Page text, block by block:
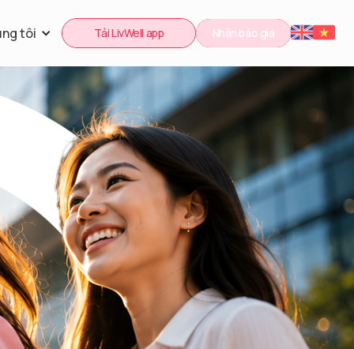
tôi Tải LivWell app Nhận báo giá